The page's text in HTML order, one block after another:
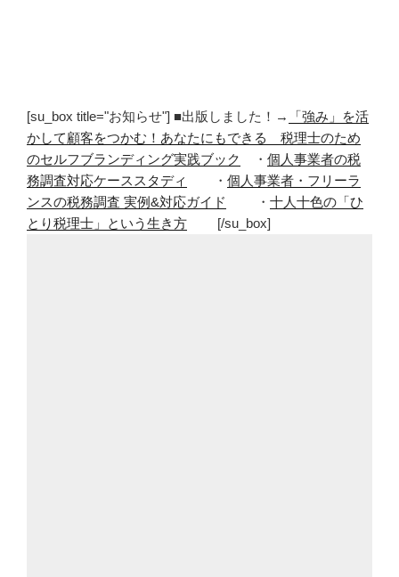
[su_box title="お知らせ"] ■出版しました！→
「強み」を活
かして顧客をつかむ！あなたにもできる 税理士のため
のセルフブランディング実践ブック
・ 個人事業者の税
務調査対応ケーススタディ
・ 個人事業者・フリーラ
ンスの税務調査 実例&対応ガイド
・ 十人十色の「ひ
とり税理士」という生き方 [/su_box]